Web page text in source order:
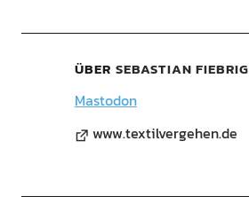
ÜBER SEBASTIAN FIEBRIG
Mastodon
www.textilvergehen.de